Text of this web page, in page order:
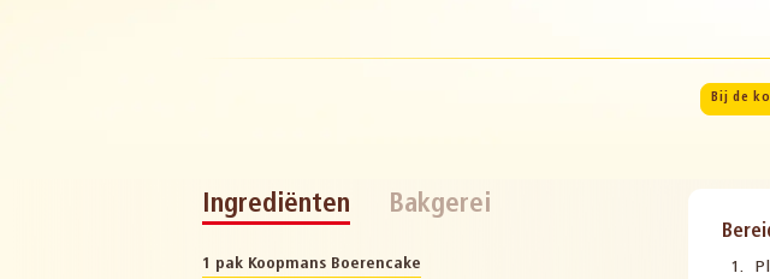
Bij de
Ingrediënten Bakgerei
1 pak Koopmans Boerencake